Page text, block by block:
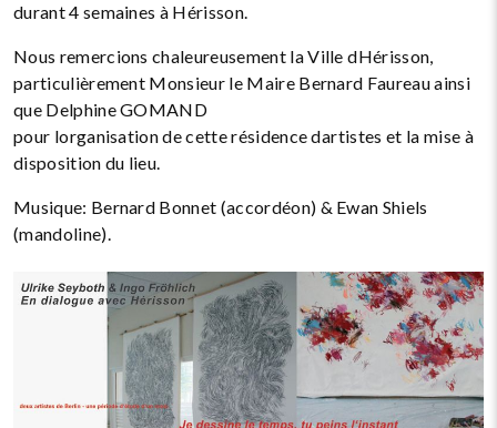
durant 4 semaines à Hérisson.
Nous remercions chaleureusement la Ville dHérisson,
particulièrement Monsieur le Maire Bernard Faureau ainsi
que Delphine GOMAND
pour lorganisation de cette résidence dartistes et la mise à
disposition du lieu.
Musique: Bernard Bonnet (accordéon) & Ewan Shiels
(mandoline).